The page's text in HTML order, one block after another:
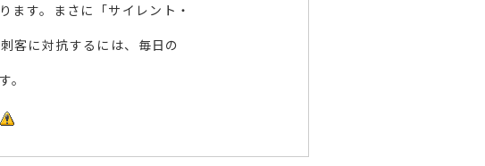
ます。まさに「サイレント・
に対抗するには、毎日の
。